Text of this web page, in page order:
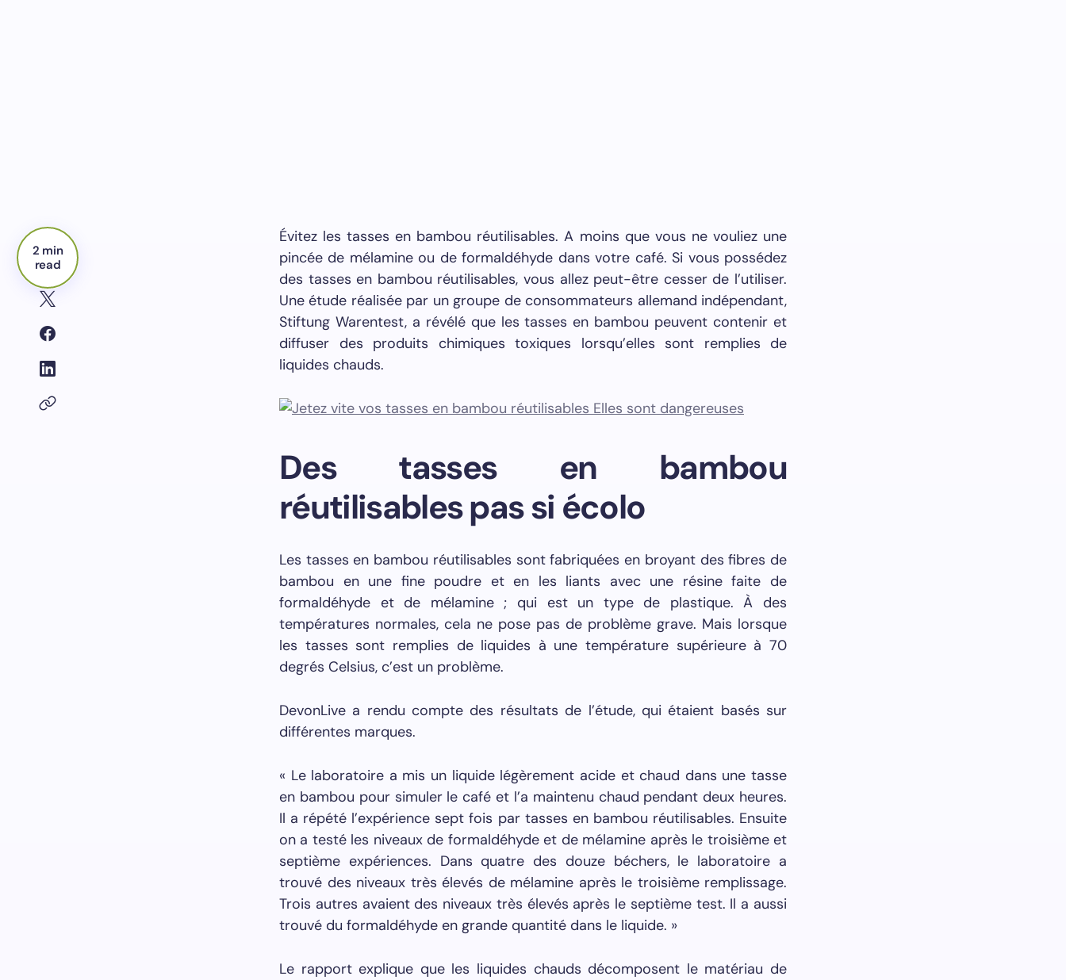
2 min
read
Évitez les tasses en bambou réutilisables. A moins que vous ne vouliez une
pincée de mélamine ou de formaldéhyde dans votre café. Si vous possédez
des tasses en bambou réutilisables, vous allez peut-être cesser de l’utiliser.
Une étude réalisée par un groupe de consommateurs allemand indépendant,
Stiftung Warentest, a révélé que les tasses en bambou peuvent contenir et
diffuser des produits chimiques toxiques lorsqu’elles sont remplies de
liquides chauds.
Des tasses en bambou
réutilisables pas si écolo
Les tasses en bambou réutilisables sont fabriquées en broyant des fibres de
bambou en une fine poudre et en les liants avec une résine faite de
formaldéhyde et de mélamine ; qui est un type de plastique. À des
températures normales, cela ne pose pas de problème grave. Mais lorsque
les tasses sont remplies de liquides à une température supérieure à 70
degrés Celsius, c’est un problème.
DevonLive a rendu compte des résultats de l’étude, qui étaient basés sur
différentes marques.
« Le laboratoire a mis un liquide légèrement acide et chaud dans une tasse
en bambou pour simuler le café et l’a maintenu chaud pendant deux heures.
Il a répété l’expérience sept fois par tasses en bambou réutilisables. Ensuite
on a testé les niveaux de formaldéhyde et de mélamine après le troisième et
septième expériences. Dans quatre des douze béchers, le laboratoire a
trouvé des niveaux très élevés de mélamine après le troisième remplissage.
Trois autres avaient des niveaux très élevés après le septième test. Il a aussi
trouvé du formaldéhyde en grande quantité dans le liquide. »
Le rapport explique que les liquides chauds décomposent le matériau de